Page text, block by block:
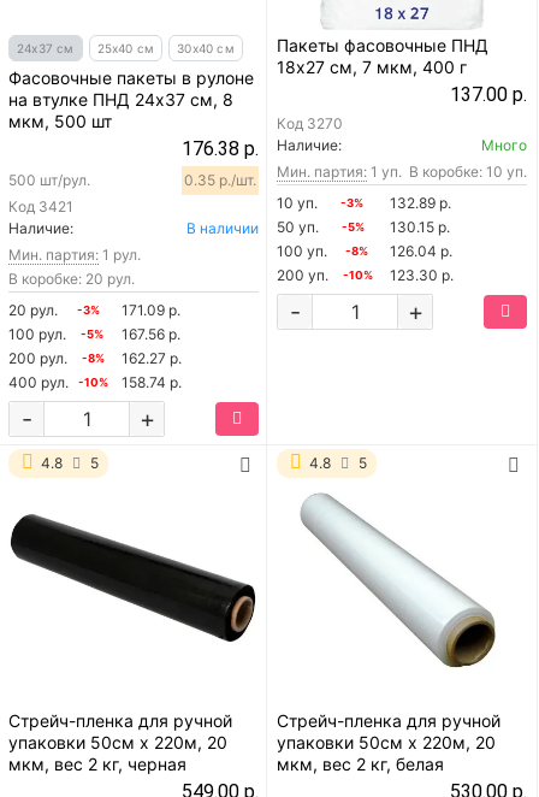
24х37 см 25х40 см 30х40 см
Фасовочные пакеты в рулоне
на втулке ПНД 24х37 см, 8
мкм, 500 шт
176.38 р.
Код 3421
500 шт/рул. 0.35 р./шт.
Наличие:
В наличии
Мин. партия: 1 рул.
В коробке: 20 рул.
20 рул.
-3%
171.09 р.
100 рул.
-5%
167.56 р.
200 рул.
-8%
162.27 р.
400 рул.
-10% 158.74 р.
+
-
Пакеты фасовочные ПНД
18х27 см, 7 мкм, 400 г
137.00 р.
Код 3270
Наличие:
Много
Мин. партия: 1 уп. В коробке: 10 уп.
10 уп.
-3%
132.89 р.
50 уп.
-5%
130.15 р.
100 уп.
-8%
126.04 р.
200 уп.
-10% 123.30 р.
+
-
4.8 5
Стрейч-пленка для ручной
упаковки 50см x 220м, 20
мкм, вес 2 кг, черная
549.00 р.
4.8 5
Стрейч-пленка для ручной
упаковки 50см x 220м, 20
мкм, вес 2 кг, белая
530.00 р.